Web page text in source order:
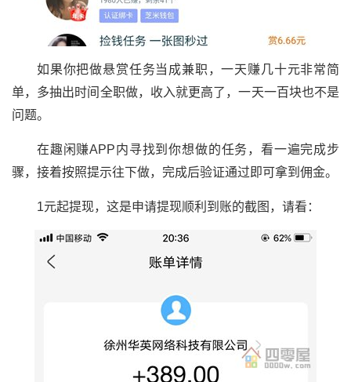
如果你把做悬赏任务当成兼职，一天赚几十元非常简
单，多抽出时间全职做，收入就更高了，一天一百块也不是
问题。
在趣闲赚APP内寻找到你想做的任务，看一遍完成步
骤，接着按照提示往下做，完成后验证通过即可拿到佣金。
1元起提现，这是申请提现顺利到账的截图，请看：